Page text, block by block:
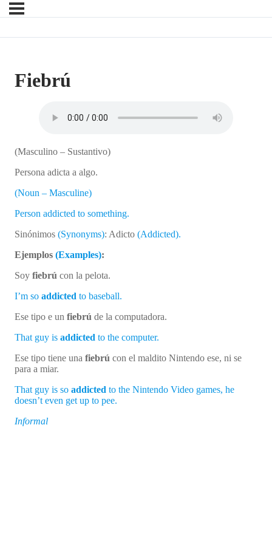
Fiebrú
(Masculino – Sustantivo)
Persona adicta a algo.
(Noun – Masculine)
Person addicted to something.
Sinónimos (Synonyms): Adicto (Addicted).
Ejemplos (Examples):
Soy fiebrú con la pelota.
I’m so addicted to baseball.
Ese tipo e un fiebrú de la computadora.
That guy is addicted to the computer.
Ese tipo tiene una fiebrú con el maldito Nintendo ese, ni se
para a miar.
That guy is so addicted to the Nintendo Video games, he
doesn’t even get up to pee.
Informal